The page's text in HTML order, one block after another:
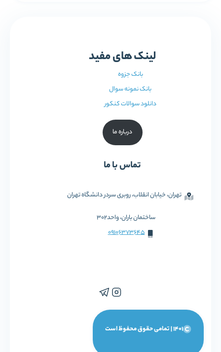
لینک های مفید
بانک جزوه
بانک نمونه سوال
دانلود سوالات کنکور
درباره ما
تماس با ما
تهران، خیابان انقلاب، روبری سردر دانشگاه تهران
ساختمان باران، واحد302
09106373645
1401 | تمامی حقوق محفوظ است